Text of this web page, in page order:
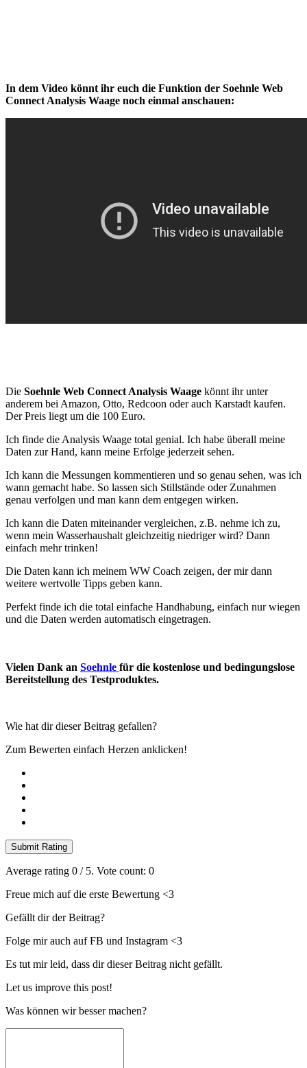
In dem Video könnt ihr euch die Funktion der Soehnle Web
Connect Analysis Waage noch einmal anschauen:
Die Soehnle Web Connect Analysis Waage könnt ihr unter
anderem bei Amazon, Otto, Redcoon oder auch Karstadt kaufen.
Der Preis liegt um die 100 Euro.
Ich finde die Analysis Waage total genial. Ich habe überall meine
Daten zur Hand, kann meine Erfolge jederzeit sehen.
Ich kann die Messungen kommentieren und so genau sehen, was ich
wann gemacht habe. So lassen sich Stillstände oder Zunahmen
genau verfolgen und man kann dem entgegen wirken.
Ich kann die Daten miteinander vergleichen, z.B. nehme ich zu,
wenn mein Wasserhaushalt gleichzeitig niedriger wird? Dann
einfach mehr trinken!
Die Daten kann ich meinem WW Coach zeigen, der mir dann
weitere wertvolle Tipps geben kann.
Perfekt finde ich die total einfache Handhabung, einfach nur wiegen
und die Daten werden automatisch eingetragen.
Vielen Dank an Soehnle für die kostenlose und bedingungslose
Bereitstellung des Testproduktes.
Wie hat dir dieser Beitrag gefallen?
Zum Bewerten einfach Herzen anklicken!
Submit Rating
Average rating 0 / 5. Vote count: 0
Freue mich auf die erste Bewertung <3
Gefällt dir der Beitrag?
Folge mir auch auf FB und Instagram <3
Es tut mir leid, dass dir dieser Beitrag nicht gefällt.
Let us improve this post!
Was können wir besser machen?